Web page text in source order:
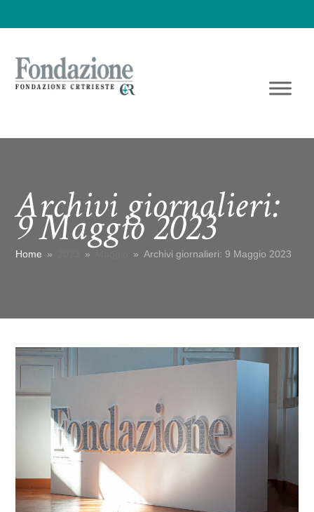
Archivi giornalieri:
9 Maggio 2023
Home » » » Archivi giornalieri: 9 Maggio 2023